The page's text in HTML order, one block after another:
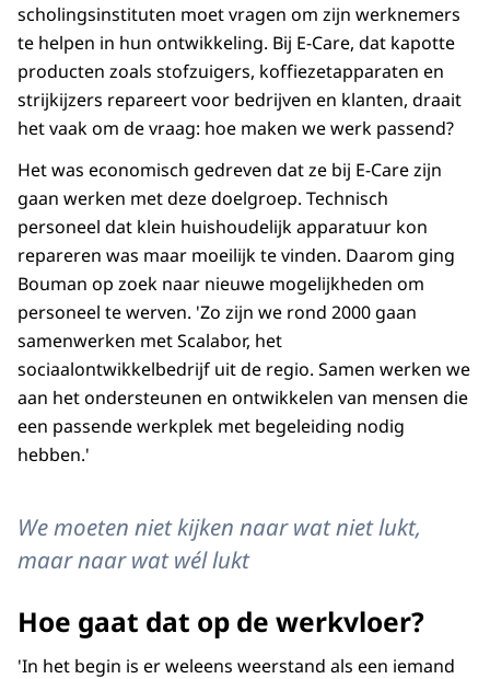
scholingsinstituten moet vragen om zijn werknemers
te helpen in hun ontwikkeling. Bij E-Care, dat kapotte
producten zoals stofzuigers, koffiezetapparaten en
strijkijzers repareert voor bedrijven en klanten, draait
het vaak om de vraag: hoe maken we werk passend?
Het was economisch gedreven dat ze bij E-Care zijn
gaan werken met deze doelgroep. Technisch
personeel dat klein huishoudelijk apparatuur kon
repareren was maar moeilijk te vinden. Daarom ging
Bouman op zoek naar nieuwe mogelijkheden om
personeel te werven. 'Zo zijn we rond 2000 gaan
samenwerken met Scalabor, het
sociaalontwikkelbedrijf uit de regio. Samen werken we
aan het ondersteunen en ontwikkelen van mensen die
een passende werkplek met begeleiding nodig
hebben.'
We moeten niet kijken naar wat niet lukt,
maar naar wat wél lukt
Hoe gaat dat op de werkvloer?
'In het begin is er weleens weerstand als een iemand